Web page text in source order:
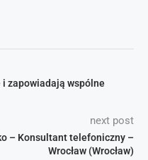
i zapowiadają wspólne
next post
– Konsultant telefoniczny –
Wrocław (Wrocław)